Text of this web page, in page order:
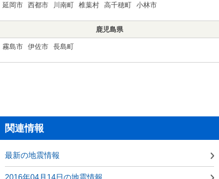
延岡市 西都市 川南町 椎葉村 高千穂町 小林市
鹿児島県
霧島市 伊佐市 長島町
関連情報
最新の地震情報
2016年04月14日の地震情報